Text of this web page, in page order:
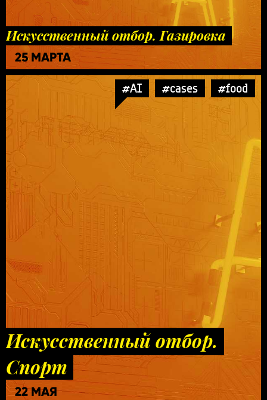
Искусственный отбор. Газировка
25 МАРТА
#AI #cases #food
Искусственный отбор.
Спорт
22 МАЯ